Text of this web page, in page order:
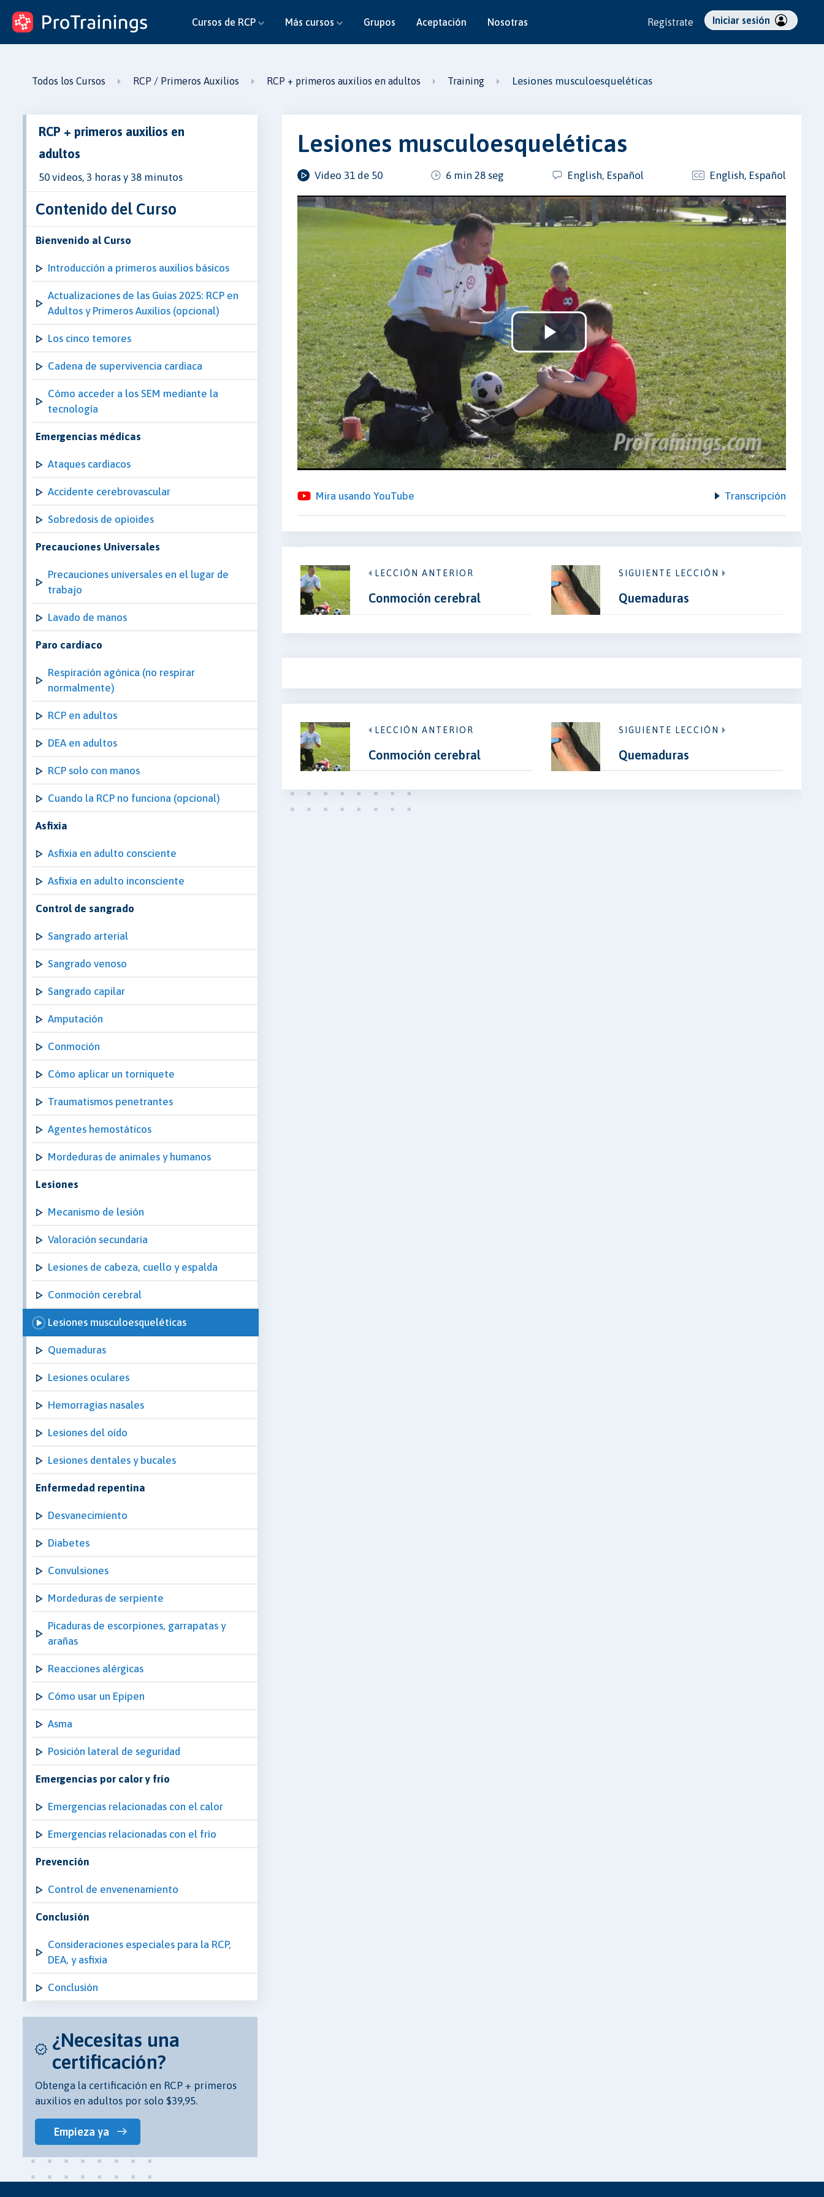
ProTrainings.com
un curso de ProTrainings
Cursos de RCP Más cursos Grupos Aceptación Nosotras Regístrate Iniciar sesión
Todos los Cursos RCP / Primeros Auxilios RCP + primeros auxilios en adultos Training Lesiones musculoesqueléticas
RCP + primeros auxilios en
adultos
50 videos, 3 horas y 38 minutos
Contenido del Curso
Bienvenido al Curso
Introducción a primeros auxilios básicos
Actualizaciones de las Guías 2025: RCP en
Adultos y Primeros Auxilios (opcional)
Los cinco temores
Cadena de supervivencia cardiaca
Cómo acceder a los SEM mediante la
tecnología
Emergencias médicas
Ataques cardiacos
Accidente cerebrovascular
Sobredosis de opioides
Precauciones Universales
Precauciones universales en el lugar de
trabajo
Lavado de manos
Paro cardíaco
Respiración agónica (no respirar
normalmente)
RCP en adultos
DEA en adultos
RCP solo con manos
Cuando la RCP no funciona (opcional)
Asfixia
Asfixia en adulto consciente
Asfixia en adulto inconsciente
Control de sangrado
Sangrado arterial
Sangrado venoso
Sangrado capilar
Amputación
Conmoción
Cómo aplicar un torniquete
Traumatismos penetrantes
Agentes hemostáticos
Mordeduras de animales y humanos
Lesiones
Mecanismo de lesión
Valoración secundaria
Lesiones de cabeza, cuello y espalda
Conmoción cerebral
Lesiones musculoesqueléticas
Quemaduras
Lesiones oculares
Hemorragias nasales
Lesiones del oído
Lesiones dentales y bucales
Enfermedad repentina
Desvanecimiento
Diabetes
Convulsiones
Mordeduras de serpiente
Picaduras de escorpiones, garrapatas y
arañas
Reacciones alérgicas
Cómo usar un Epipen
Asma
Posición lateral de seguridad
Emergencias por calor y frío
Emergencias relacionadas con el calor
Emergencias relacionadas con el frío
Prevención
Control de envenenamiento
Conclusión
Consideraciones especiales para la RCP,
DEA, y asfixia
Conclusión
¿Necesitas una
certificación?
Obtenga la certificación en RCP + primeros
auxilios en adultos por solo $39,95.
Empieza ya
Lesiones musculoesqueléticas
Video 31 de 50 6 min 28 seg English, Español English, Español
Play
Video
Mira usando YouTube Transcripción
LECCIÓN ANTERIOR
Conmoción cerebral
SIGUIENTE LECCIÓN
Quemaduras
LECCIÓN ANTERIOR
Conmoción cerebral
SIGUIENTE LECCIÓN
Quemaduras